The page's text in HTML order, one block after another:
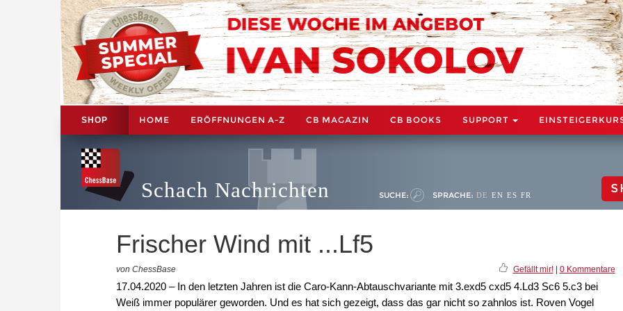
SHOP HOME ERÖFFNUNGEN A-Z CB MAGAZIN CB BOOKS SUPPORT
Schach Nachrichten SUCHE: SPRACHE: DE EN ES FR
Frischer Wind mit ...Lf5
von ChessBase Gefällt mir!| 0 Kommentare
17.04.2020 – In den letzten Jahren ist die Caro-Kann-Abtauschvariante mit 3.exd5 cxd5 4.Ld3 Sc6 5.c3 bei
Weiß immer populärer geworden. Und es hat sich gezeigt, dass das gar nicht so zahnlos ist. Roven Vogel